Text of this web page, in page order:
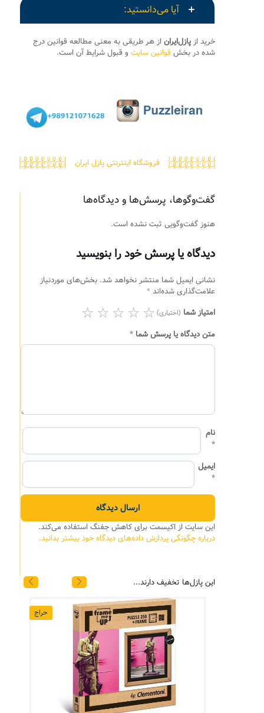
آیا می‌دانستید:
خرید ازپازل‌ایران از هر طریقی به معنی مطالعه قوانین درج
شده در بخش قوانین سایت و قبول شرایط آن است.
فروشگاه اینترنتی پازل ایران
گفت‌وگوها، پرسش‌ها و دیدگاه‌ها
هنوز گفت‌وگویی ثبت نشده است.
دیدگاه یا پرسش خود را بنویسید
نشانی ایمیل شما منتشر نخواهد شد. بخش‌های موردنیاز
علامت‌گذاری شده‌اند *
امتیاز شما (اختیاری)
متن دیدگاه یا پرسش شما *
نام
*
ایمیل
*
این سایت از اکیسمت برای کاهش جفنگ استفاده می‌کند.
درباره چگونگی پردازش داده‌های دیدگاه خود بیشتر بدانید.
این پازل‌ها تخفیف دارند...
حراج